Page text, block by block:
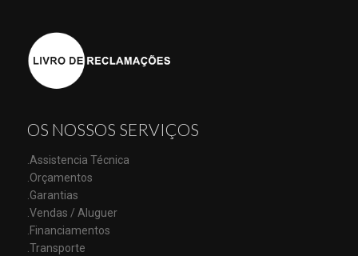
OS NOSSOS SERVIÇOS
.Assistencia Técnica
.Orçamentos
.Garantias
.Vendas / Aluguer
.Financiamentos
.Transporte